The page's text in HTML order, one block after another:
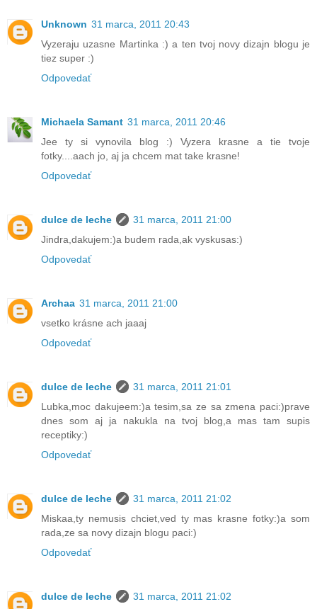
Unknown 31 marca, 2011 20:43
Vyzeraju uzasne Martinka :) a ten tvoj novy dizajn blogu je
tiez super :)
Odpovedať
Michaela Samant 31 marca, 2011 20:46
Jee ty si vynovila blog :) Vyzera krasne a tie tvoje
fotky....aach jo, aj ja chcem mat take krasne!
Odpovedať
dulce de leche
31 marca, 2011 21:00
Jindra,dakujem:)a budem rada,ak vyskusas:)
Odpovedať
Archaa 31 marca, 2011 21:00
vsetko krásne ach jaaaj
Odpovedať
dulce de leche
31 marca, 2011 21:01
Lubka,moc dakujeem:)a tesim,sa ze sa zmena paci:)prave
dnes som aj ja nakukla na tvoj blog,a mas tam supis
receptiky:)
Odpovedať
dulce de leche
31 marca, 2011 21:02
Miskaa,ty nemusis chciet,ved ty mas krasne fotky:)a som
rada,ze sa novy dizajn blogu paci:)
Odpovedať
dulce de leche
31 marca, 2011 21:02